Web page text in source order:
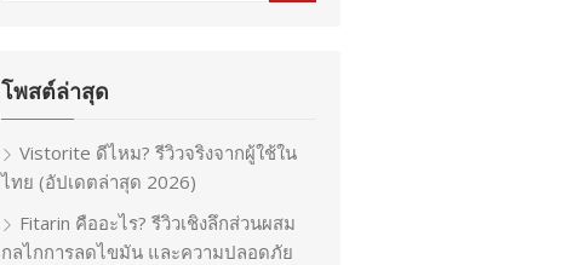
โพสต์ล่าสุด
Vistorite ดีไหม? รีวิวจริงจากผู้ใช้ใน
ไทย (อัปเดตล่าสุด 2026)
Fitarin คืออะไร? รีวิวเชิงลึกส่วนผสม
กลไกการลดไขมัน และความปลอดภัย